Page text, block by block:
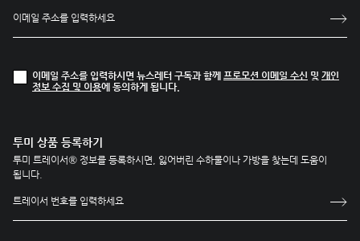
이메일 주소를 입력하시면 뉴스레터 구독과 함께 프로모션 이메일 수신 및 개인
정보 수집 및 이용에 동의하게 됩니다.
투미 상품 등록하기
투미 트레이서® 정보를 등록하시면, 잃어버린 수하물이나 가방을 찾는데 도움이
됩니다.